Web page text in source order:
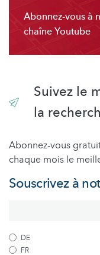
Abonnez-vous à
chaîne Youtube
Suivez le
la
Abonnez-vous
chaque mois le
Souscrivez à
DE
FR